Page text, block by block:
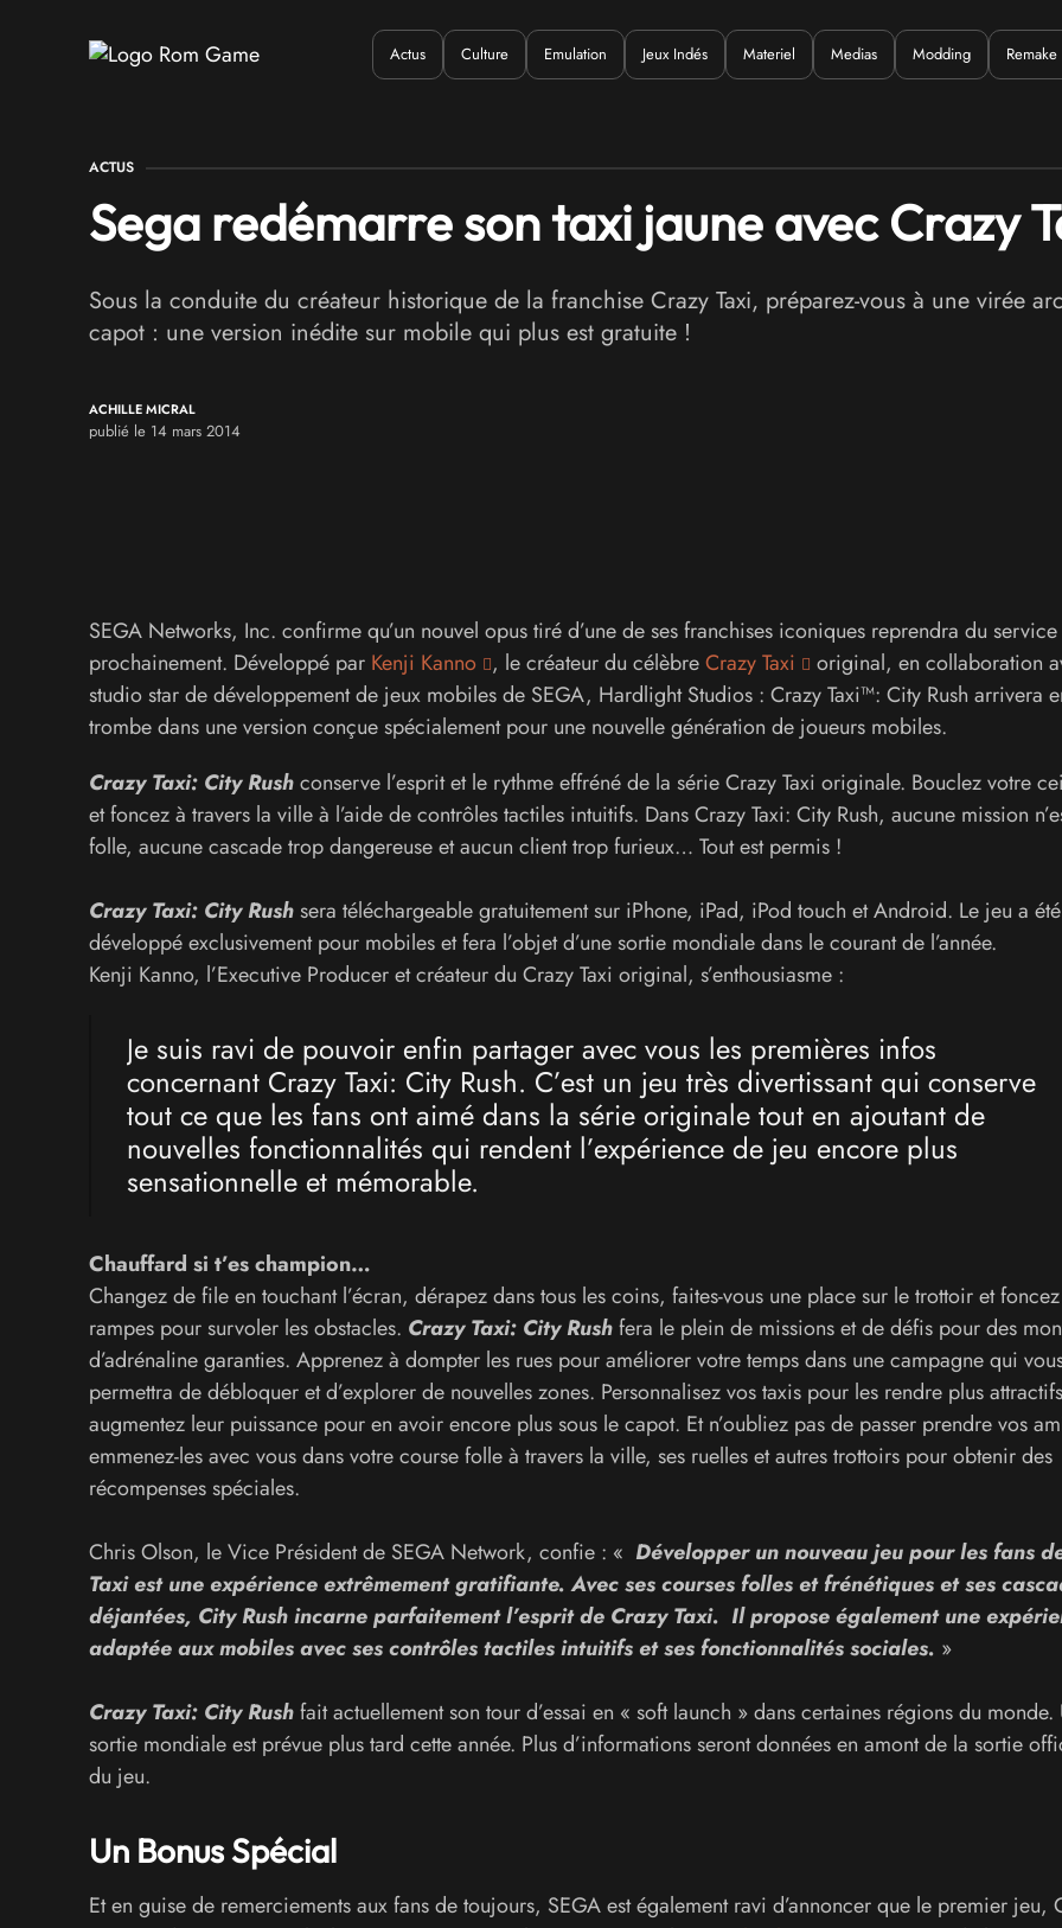
Où ? Quoi ?
Actus Culture Emulation Jeux Indés Materiel Medias Modding Remake
ACTUS
Sega redémarre son taxi jaune avec Crazy
Sous la conduite du créateur historique de la franchise Crazy Taxi, préparez-vous à une virée
capot : une version inédite sur mobile qui plus est gratuite !
ACHILLE MICRAL
publié le 14 mars 2014
SEGA Networks, Inc. confirme qu’un nouvel opus tiré d’une de ses franchises iconiques reprendra du service
prochainement. Développé par Kenji Kanno , le créateur du célèbreCrazy Taxi
original, en collaboration
studio star de développement de jeux mobiles de SEGA, Hardlight Studios : Crazy Taxi™: City Rush arrivera
trombe dans une version conçue spécialement pour une nouvelle génération de joueurs mobiles.
Crazy Taxi: City Rushconserve l’esprit et le rythme effréné de la série Crazy Taxi originale. Bouclez votre
et foncez à travers la ville à l’aide de contrôles tactiles intuitifs. Dans Crazy Taxi: City Rush, aucune mission
folle, aucune cascade trop dangereuse et aucun client trop furieux… Tout est permis !
Crazy Taxi: City Rushsera téléchargeable gratuitement sur iPhone, iPad, iPod touch et Android. Le jeu a été
développé exclusivement pour mobiles et fera l’objet d’une sortie mondiale dans le courant de l’année.
Kenji Kanno, l’Executive Producer et créateur du Crazy Taxi original, s’enthousiasme :
Je suis ravi de pouvoir enfin partager avec vous les premières infos
concernant Crazy Taxi: City Rush. C’est un jeu très divertissant qui conserve
tout ce que les fans ont aimé dans la série originale tout en ajoutant de
nouvelles fonctionnalités qui rendent l’expérience de jeu encore plus
sensationnelle et mémorable.
Chauffard si t’es champion…
Changez de file en touchant l’écran, dérapez dans tous les coins, faites-vous une place sur le trottoir et
rampes pour survoler les obstacles. Crazy Taxi: City Rushfera le plein de missions et de défis pour des
d’adrénaline garanties. Apprenez à dompter les rues pour améliorer votre temps dans une campagne qui
permettra de débloquer et d’explorer de nouvelles zones. Personnalisez vos taxis pour les rendre plus
augmentez leur puissance pour en avoir encore plus sous le capot. Et n’oubliez pas de passer prendre vos
emmenez-les avec vous dans votre course folle à travers la ville, ses ruelles et autres trottoirs pour obtenir des
récompenses spéciales.
Chris Olson, le Vice Président de SEGA Network, confie : « Développer un nouveau jeu pour les fans
Taxi est une expérience extrêmement gratifiante. Avec ses courses folles et frénétiques et ses
déjantées, City Rush incarne parfaitement l’esprit de Crazy Taxi. Il propose également une
adaptée aux mobiles avec ses contrôles tactiles intuitifs et ses fonctionnalités sociales. »
Crazy Taxi: City Rushfait actuellement son tour d’essai en « soft launch » dans certaines régions du monde.
sortie mondiale est prévue plus tard cette année. Plus d’informations seront données en amont de la sortie
du jeu.
Un Bonus Spécial
Et en guise de remerciements aux fans de toujours, SEGA est également ravi d’annoncer que le premier jeu,